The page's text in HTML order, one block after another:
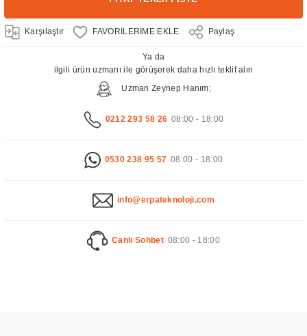
Karşılaştır Paylaş
Ya da
ilgili ürün uzmanı ile görüşerek daha hızlı teklif alın
Uzman Zeynep Hanım;
0212 293 58 26 08:00 - 18:00
0530 238 95 57 08:00 - 18:00
info@erpateknoloji.com
Canlı Sohbet 08:00 - 18:00